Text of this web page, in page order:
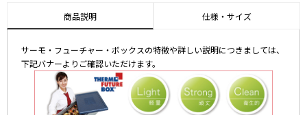
商品説明 仕様・サイズ
サーモ・フューチャー・ボックスの特徴や詳しい説明につきましては、
下記バナーよりご確認いただけます。